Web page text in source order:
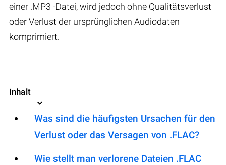
einer .MP3 -Datei, wird jedoch ohne Qualitätsverlust
oder Verlust der ursprünglichen Audiodaten
komprimiert.
Inhalt
Was sind die häufigsten Ursachen für den
Verlust oder das Versagen von .FLAC?
Wie stellt man verlorene Dateien .FLAC